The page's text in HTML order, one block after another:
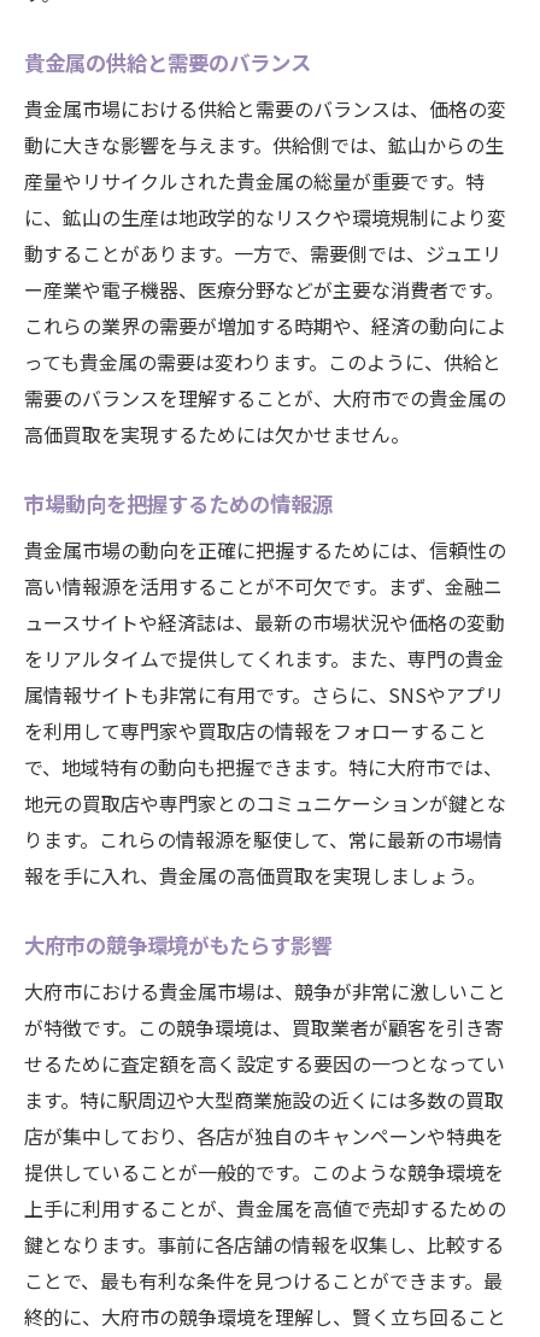
競争環境を活かした価格交渉術
買取価格の比較と選択のコツ
大府市の競争優位性を最大限に利用する
最高値を狙うためのタイミング戦略
専門知識を持つ業者を選ぶ理由
口コミと評判を参考にした業者選び
貴金属の価値を最大限に引き出すための大府市
ガイド
価値が高まる貴金属の特徴
希少性と市場需要の関係
価値を高めるためのメンテナンス方法
大府市の買取業者の活用法
価値のある貴金属の見つけ方
大府市で貴金属を売る際に知っておくべき重要
買取の流れと注意点
査定基準について知る
大府市特有の買取規制と法律
トラブルを避けるためのポイント
高値で売るための情報収集方法
高価買取を狙うなら大府市！貴金属売却の成功
法則
成功者の事例とその秘訣
大府市の買取イベント参加のメリット
売却のタイミングと市場動向の活用
大府市での買取交渉のポイント
信頼できる業者とのパートナーシップ
貴金属売却の成功体験をシェアする方法
貴金属の供給と需要のバランス
貴金属市場における供給と需要のバランスは、価格の変
動に大きな影響を与えます。供給側では、鉱山からの生
産量やリサイクルされた貴金属の総量が重要です。特
に、鉱山の生産は地政学的なリスクや環境規制により変
動することがあります。一方で、需要側では、ジュエリ
ー産業や電子機器、医療分野などが主要な消費者です。
これらの業界の需要が増加する時期や、経済の動向によ
っても貴金属の需要は変わります。このように、供給と
需要のバランスを理解することが、大府市での貴金属の
高価買取を実現するためには欠かせません。
市場動向を把握するための情報源
貴金属市場の動向を正確に把握するためには、信頼性の
高い情報源を活用することが不可欠です。まず、金融ニ
ュースサイトや経済誌は、最新の市場状況や価格の変動
をリアルタイムで提供してくれます。また、専門の貴金
属情報サイトも非常に有用です。さらに、SNSやアプリ
を利用して専門家や買取店の情報をフォローすること
で、地域特有の動向も把握できます。特に大府市では、
地元の買取店や専門家とのコミュニケーションが鍵とな
ります。これらの情報源を駆使して、常に最新の市場情
報を手に入れ、貴金属の高価買取を実現しましょう。
大府市の競争環境がもたらす影響
大府市における貴金属市場は、競争が非常に激しいこと
が特徴です。この競争環境は、買取業者が顧客を引き寄
せるために査定額を高く設定する要因の一つとなってい
ます。特に駅周辺や大型商業施設の近くには多数の買取
店が集中しており、各店が独自のキャンペーンや特典を
提供していることが一般的です。このような競争環境を
上手に利用することが、貴金属を高値で売却するための
鍵となります。事前に各店舗の情報を収集し、比較する
ことで、最も有利な条件を見つけることができます。最
終的に、大府市の競争環境を理解し、賢く立ち回ること